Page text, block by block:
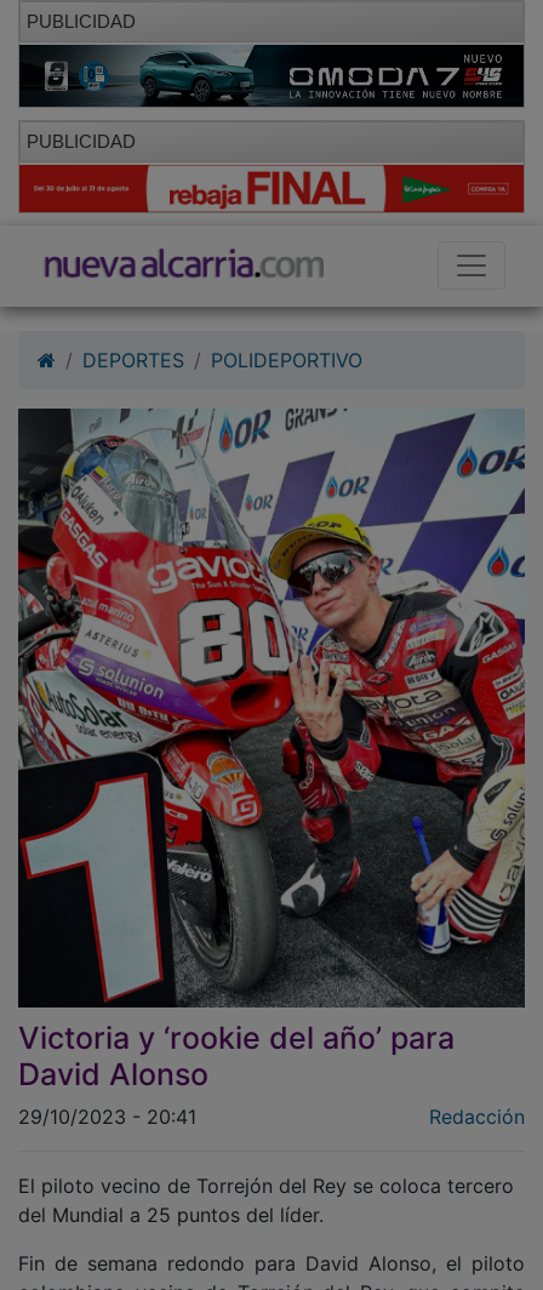
PUBLICIDAD
PUBLICIDAD
Victoria y ‘rookie del año’ para
David Alonso
del Mundial a 25 puntos del líder.
colombiano vecino de Torrejón del Rey, que compite